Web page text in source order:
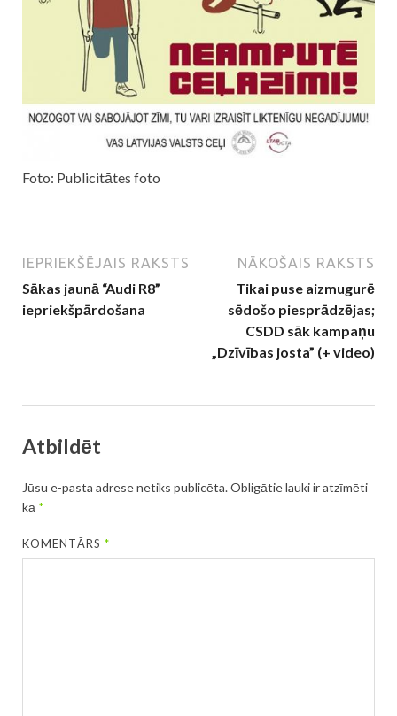
Foto: Publicitātes foto
IEPRIEKŠĒJAIS RAKSTS
Sākas jaunā “Audi R8”
iepriekšpārdošana
NĀKOŠAIS RAKSTS
Tikai puse aizmugurē
sēdošo piesprādzējas;
CSDD sāk kampaņu
„Dzīvības josta” (+ video)
Atbildēt
Jūsu e-pasta adrese netiks publicēta.Obligātie lauki ir atzīmēti
kā *
KOMENTĀRS*